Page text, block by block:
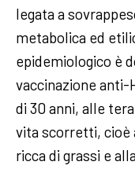
legata a
metabolica ed
epidemiologico è
vaccinazione anti-
di 30 anni, alle
vita scorretti, cioè
ricca di grassi e